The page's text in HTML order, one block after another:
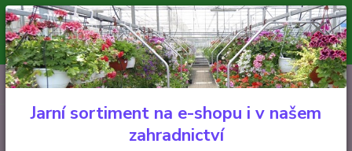
Minimální hodnota pro odeslání z e-shopu je 300 Kč.
V tuto chvíli již hlavní nápor objednávek opadl a balíček můžete čekat
nejpozději v následujícím týdnu po přijetí objednávky. Objednávky
vyřizujeme v pořadí, v jakém přišly...
CZK
+420 602 223 614 0ks
za0 Kč
Jarní sortiment na e-shopu i v našem
zahradnictví